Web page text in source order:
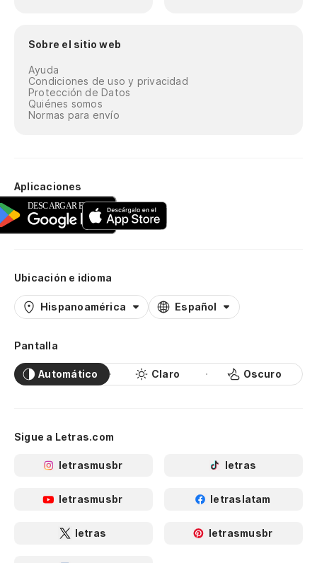
Sobre el sitio web
Ayuda
Condiciones de uso y privacidad
Protección de Datos
Quiénes somos
Normas para envío
Aplicaciones
Ubicación e idioma
Hispanoamérica Español
Pantalla
Automático Claro Oscuro
Sigue a Letras.com
letrasmusbr letras
letrasmusbr letraslatam
letras letrasmusbr